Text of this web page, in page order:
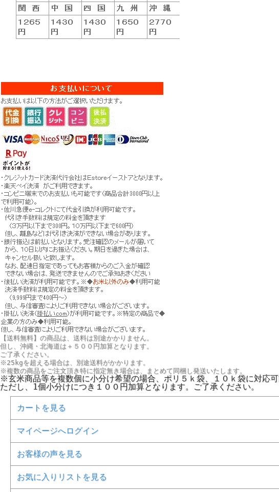
【送料無料】の商品は、送料は別途かかりません。
但し、 沖縄・北海道は＋５００円 加算となります。
ご了承ください。
※25kgを超える場合は、別途送料がかかります。
※複数の商品をご注文頂き特に指定無き場合は、まとめて同梱し発送いたします。
※玄米商品等を複数個に小分け希望の場合、ポリ５ｋ袋、１０ｋ袋に対応可
ただし、1個小分けにつき１００円加算となります。ご了承ください。
カートを見る
マイページへログイン
お客様の声を見る
お気に入りリストを見る